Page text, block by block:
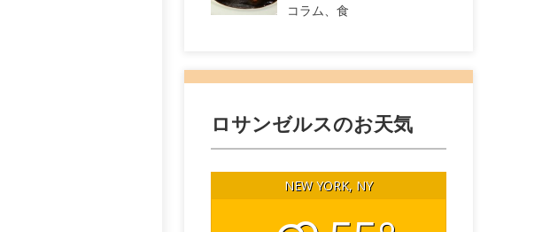
コラム、食
ロサンゼルスのお天気
NEW YORK, NY